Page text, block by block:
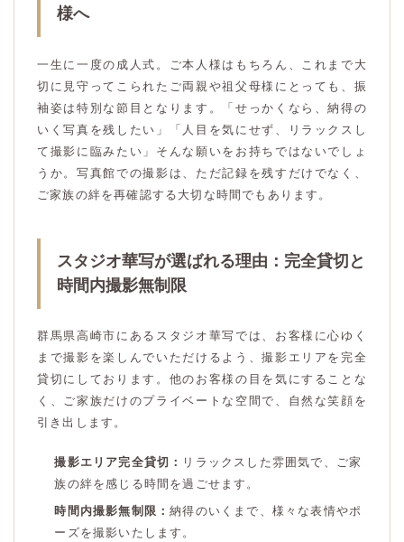
様へ
一生に一度の成人式。ご本人様はもちろん、これまで大
切に見守ってこられたご両親や祖父母様にとっても、振
袖姿は特別な節目となります。「せっかくなら、納得の
いく写真を残したい」「人目を気にせず、リラックスし
て撮影に臨みたい」そんな願いをお持ちではないでしょ
うか。写真館での撮影は、ただ記録を残すだけでなく、
ご家族の絆を再確認する大切な時間でもあります。
スタジオ華写が選ばれる理由：完全貸切と
時間内撮影無制限
群馬県高崎市にあるスタジオ華写では、お客様に心ゆく
まで撮影を楽しんでいただけるよう、撮影エリアを完全
貸切にしております。他のお客様の目を気にすることな
く、ご家族だけのプライベートな空間で、自然な笑顔を
引き出します。
撮影エリア完全貸切： リラックスした雰囲気で、ご家
族の絆を感じる時間を過ごせます。
時間内撮影無制限：納得のいくまで、様々な表情やポ
ーズを撮影いたします。